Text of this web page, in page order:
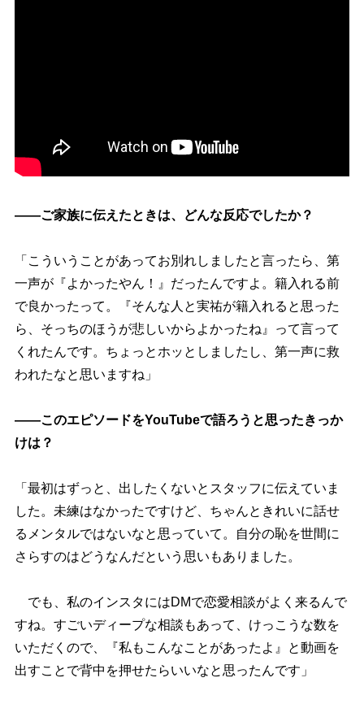
――ご家族に伝えたときは、どんな反応でしたか？
「こういうことがあってお別れしましたと言ったら、第
一声が『よかったやん！』だったんですよ。籍入れる前
で良かったって。『そんな人と実祐が籍入れると思った
ら、そっちのほうが悲しいからよかったね』って言って
くれたんです。ちょっとホッとしましたし、第一声に救
われたなと思いますね」
――このエピソードをYouTubeで語ろうと思ったきっか
けは？
「最初はずっと、出したくないとスタッフに伝えていま
した。未練はなかったですけど、ちゃんときれいに話せ
るメンタルではないなと思っていて。自分の恥を世間に
さらすのはどうなんだという思いもありました。
でも、私のインスタにはDMで恋愛相談がよく来るんで
すね。すごいディープな相談もあって、けっこうな数を
いただくので、『私もこんなことがあったよ』と動画を
出すことで背中を押せたらいいなと思ったんです」